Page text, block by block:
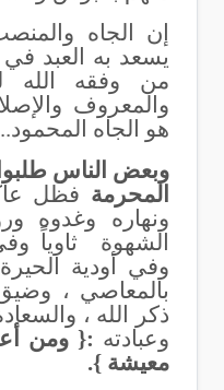
إن الجاه
يسعد به العبد في
من وفقه الله
والمعروف
هو الجاه المحمود..
وبعض الناس
المحرمة فظل
ونهاره وغدوه
الشهوة ثاوياً
وفي أودية
بالمعاصي ،
ذكر الله ،
وعبادته :{ ومن
معيشة }.